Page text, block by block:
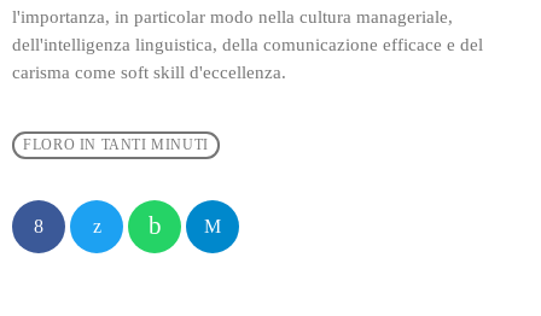
l'importanza, in particolar modo nella cultura manageriale,
dell'intelligenza linguistica, della comunicazione efficace e del
carisma come soft skill d'eccellenza.
FLORO IN TANTI MINUTI